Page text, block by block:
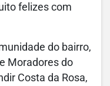
felizes com
do bairro,
Moradores do
Costa da Rosa,